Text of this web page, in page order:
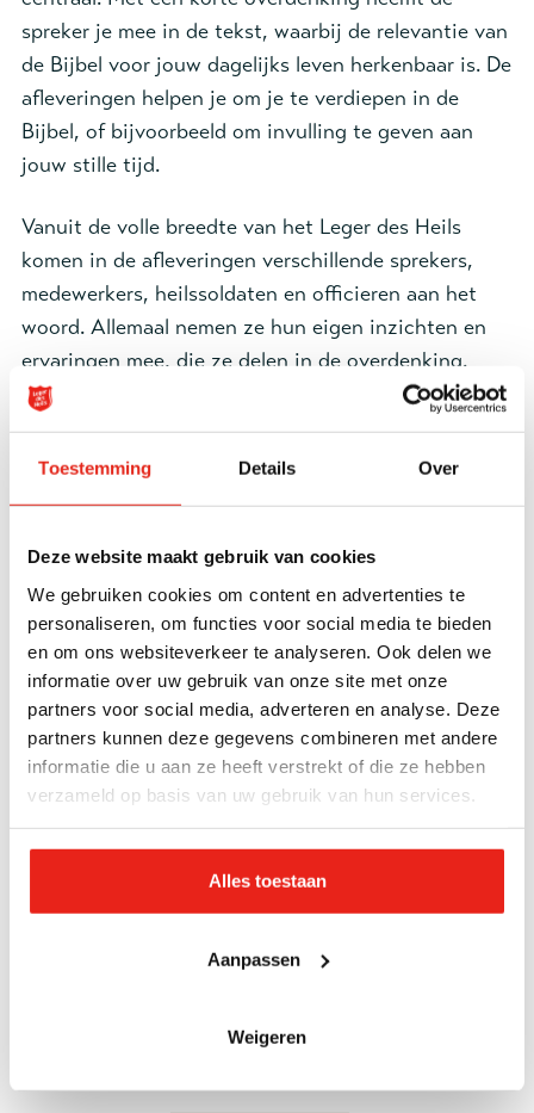
Toestemming Details Over
Deze website maakt gebruik van cookies
We gebruiken cookies om content en advertenties te
personaliseren, om functies voor social media te bieden
en om ons websiteverkeer te analyseren. Ook delen we
informatie over uw gebruik van onze site met onze
partners voor social media, adverteren en analyse. Deze
partners kunnen deze gegevens combineren met andere
informatie die u aan ze heeft verstrekt of die ze hebben
verzameld op basis van uw gebruik van hun services.
Alles toestaan
Aanpassen
Weigeren
spreker je mee in de tekst, waarbij de relevantie van
de Bijbel voor jouw dagelijks leven herkenbaar is. De
afleveringen helpen je om je te verdiepen in de
Bijbel, of bijvoorbeeld om invulling te geven aan
jouw stille tijd.
Vanuit de volle breedte van het Leger des Heils
komen in de afleveringen verschillende sprekers,
medewerkers, heilssoldaten en officieren aan het
woord. Allemaal nemen ze hun eigen inzichten en
ervaringen mee, die ze delen in de overdenking.
Hier staat ingevoegde content uit een sociaal
we je akkoord nodig voor marketing cookies.
Klik hier om toestemming te geven.
Meer Leger des Heils podcasts?
Heb je altijd al willen weten hoe het werk van het
Leger des Heils eruit ziet? In de podcastserie 'Hoe
was je dag?' krijg je een uniek kijkje achter de
schermen. Medewerkers nemen je mee tijdens hun
werk en geven een bijzonder inkijkje op de locaties
Luister 'Hoe was je dag?'